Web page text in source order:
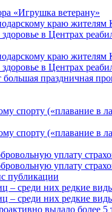
«Игрушка ветерану»
краю
в Центрах
краю жителям
в Центрах
праздничная
спорту («плавание в
спорту («плавание в
уплату
уплату
публикации
– среди них редкие
– среди них редкие
выдало более 5